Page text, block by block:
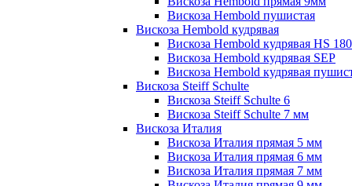
Вискоза Hembold пушистая
Вискоза Hembold кудрявая
Вискоза Hembold кудрявая HS 180
Вискоза Hembold кудрявая SEP
Вискоза Hembold кудрявая
Вискоза Steiff Schulte
Вискоза Steiff Schulte 6
Вискоза Steiff Schulte 7 мм
Вискоза Италия
Вискоза Италия прямая 5 мм
Вискоза Италия прямая 6 мм
Вискоза Италия прямая 7 мм